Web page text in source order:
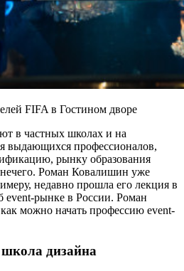
FIFA в Гостином дворе
в частных школах и на
выдающихся профессионалов,
рынку образования
Роман Ковалишин уже
недавно прошла его лекция в
рынке в России. Роман
можно начать профессию event-
дизайна